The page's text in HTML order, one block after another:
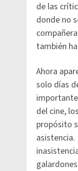
de las
donde no
también
Ahora
solo días
del cine, los
propósito